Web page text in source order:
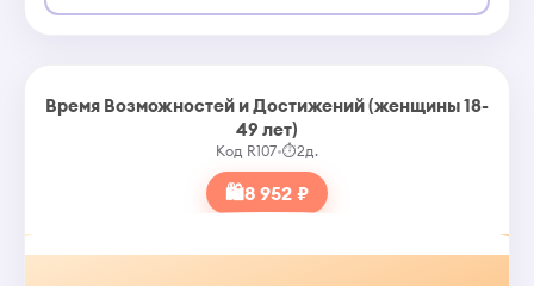
Время Возможностей и Достижений (женщины 18-
49 лет)
Код R107•⏱2д.
🛍8 952 ₽